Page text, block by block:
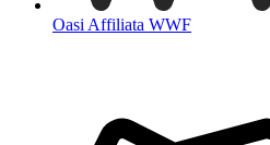
Oasi Affiliata WWF